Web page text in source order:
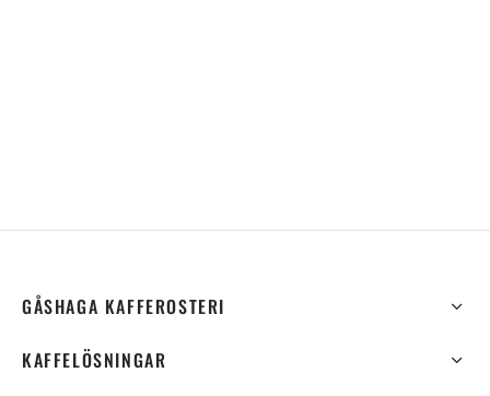
GÅSHAGA KAFFEROSTERI
KAFFELÖSNINGAR